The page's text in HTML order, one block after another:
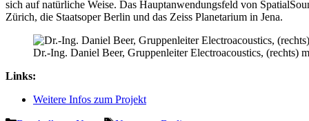
sich auf natürliche Weise. Das Hauptanwendungsfeld von
Zürich, die Staatsoper Berlin und das Zeiss Planetarium in Jena.
Dr.-Ing. Daniel Beer, Gruppenleiter Electroacoustics,
Links:
Weitere Infos zum Projekt